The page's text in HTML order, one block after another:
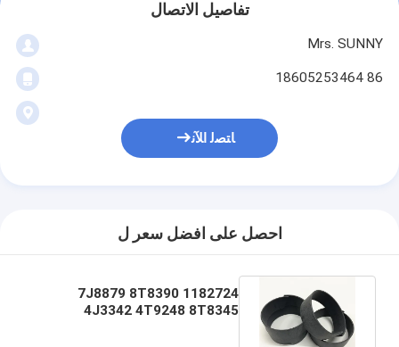
تفاصيل الاتصال
Mrs. SUNNY
86 18605253464
ﺎﺘﺼﻟ ﺍﻶﻧ
احصل على افضل سعر ل
1182724 7J8879 8T8390
4J3342 4T9248 8T8345